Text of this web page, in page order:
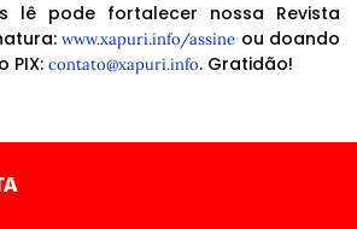
lê pode fortalecer nossa Revista
www.xapuri.info/assine ou doando
PIX: contato@xapuri.info. Gratidão!